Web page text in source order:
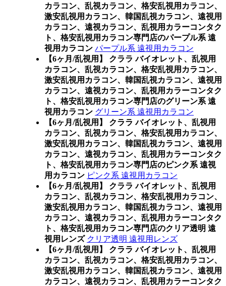
カラコン、乱視カラコン、格安乱視用カラコン、
激安乱視用カラコン、韓国乱視カラコン、遠視用
カラコン、遠視カラコン、乱視用カラーコンタク
ト、格安乱視用カラコン専門店のパープル系 遠
視用カラコン パープル系 遠視用カラコン
【6ヶ月/乱視用】 クララ バイオレット、乱視用
カラコン、乱視カラコン、格安乱視用カラコン、
激安乱視用カラコン、韓国乱視カラコン、遠視用
カラコン、遠視カラコン、乱視用カラーコンタク
ト、格安乱視用カラコン専門店のグリーン系 遠
視用カラコン グリーン系 遠視用カラコン
【6ヶ月/乱視用】 クララ バイオレット、乱視用
カラコン、乱視カラコン、格安乱視用カラコン、
激安乱視用カラコン、韓国乱視カラコン、遠視用
カラコン、遠視カラコン、乱視用カラーコンタク
ト、格安乱視用カラコン専門店のピンク系 遠視
用カラコン ピンク系 遠視用カラコン
【6ヶ月/乱視用】 クララ バイオレット、乱視用
カラコン、乱視カラコン、格安乱視用カラコン、
激安乱視用カラコン、韓国乱視カラコン、遠視用
カラコン、遠視カラコン、乱視用カラーコンタク
ト、格安乱視用カラコン専門店のクリア透明 遠
視用レンズ クリア透明 遠視用レンズ
【6ヶ月/乱視用】 クララ バイオレット、乱視用
カラコン、乱視カラコン、格安乱視用カラコン、
激安乱視用カラコン、韓国乱視カラコン、遠視用
カラコン、遠視カラコン、乱視用カラーコンタク